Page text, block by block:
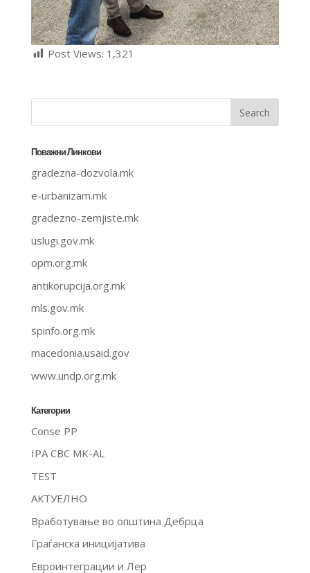
Post Views: 1,321
Поважни Линкови
gradezna-dozvola.mk
e-urbanizam.mk
gradezno-zemjiste.mk
uslugi.gov.mk
opm.org.mk
antikorupcija.org.mk
mls.gov.mk
spinfo.org.mk
macedonia.usaid.gov
www.undp.org.mk
Категории
Conse PP
IPA CBC MK-AL
TEST
АКТУЕЛНО
Вработување во општина Дебрца
Граѓанска иницијатива
Евроинтеграции и Лер